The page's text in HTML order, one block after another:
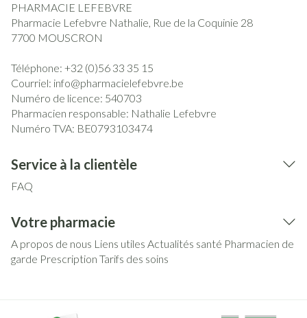
PHARMACIE LEFEBVRE
Pharmacie Lefebvre Nathalie, Rue de la Coquinie 28
7700 MOUSCRON
Téléphone: +32 (0)56 33 35 15
Courriel: info@pharmacielefebvre.be
Numéro de licence: 540703
Pharmacien responsable: Nathalie Lefebvre
Numéro TVA: BE0793103474
Service à la clientèle
FAQ
Votre pharmacie
A propos de nous Liens utiles Actualités santé Pharmacien de
garde Prescription Tarifs des soins